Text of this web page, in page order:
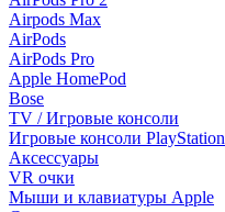
Airpods Max
AirPods
AirPods Pro
Apple HomePod
Bose
TV / Игровые консоли
Игровые консоли PlayStation
Аксессуары
VR очки
Мыши и клавиатуры Apple